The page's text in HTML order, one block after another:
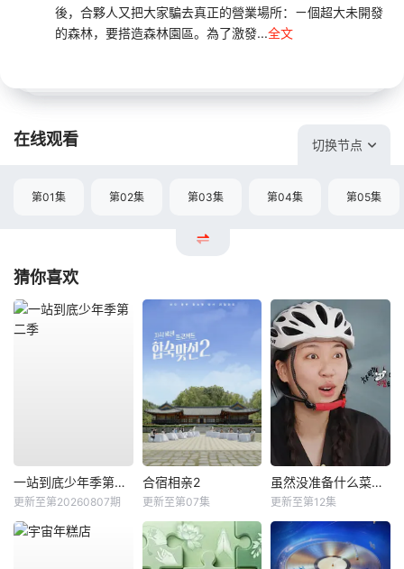
後，合夥人又把大家騙去真正的營業場所：ㄧ個超大未開發
的森林，要搭造森林園區。為了激發...全文
在线观看 切换节点
第01集 第02集 第03集 第04集 第05集
猜你喜欢
一站到底少年季第二季
更新至第20260807期
合宿相亲2
更新至第07集
虽然没准备什么菜第四季
更新至第12集